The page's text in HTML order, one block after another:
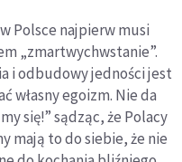
Polsce najpierw musi
„zmartwychwstanie”.
i odbudowy jedności jest
własny egoizm. Nie da
się!” sądząc, że Polacy
mają to do siebie, że nie